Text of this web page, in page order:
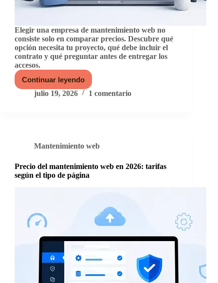
Elegir una empresa de mantenimiento web no
consiste solo en comparar precios. Descubre qué
opción necesita tu proyecto, qué debe incluir el
contrato y qué preguntar antes de entregar los
accesos.
Continuar leyendo
Cómo
elegir
una
qué
antes
de
julio 19, 2026 1 comentario
Mantenimiento web
Precio del mantenimiento web en 2026: tarifas
según el tipo de página